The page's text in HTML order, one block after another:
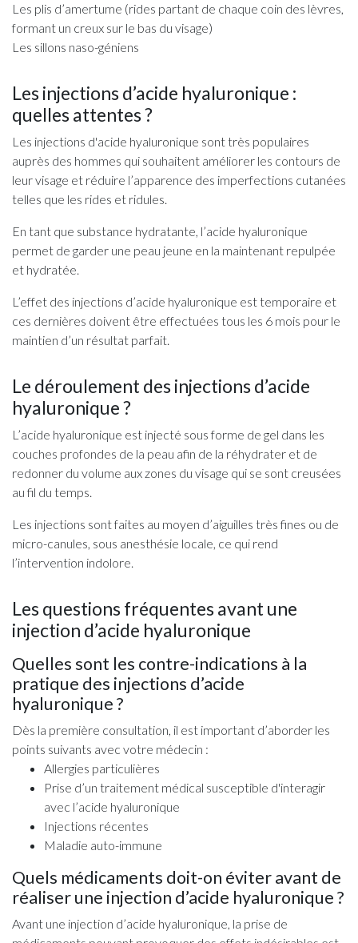
Les plis d’amertume (rides partant de chaque coin des lèvres,
formant un creux sur le bas du visage)
Les sillons naso-géniens
Les injections d’acide hyaluronique :
quelles attentes ?
Les injections d'acide hyaluronique sont très populaires
auprès des hommes qui souhaitent améliorer les contours de
leur visage et réduire l’apparence des imperfections cutanées
telles que les rides et ridules.
En tant que substance hydratante, l’acide hyaluronique
permet de garder une peau jeune en la maintenant repulpée
et hydratée.
L’effet des injections d’acide hyaluronique est temporaire et
ces dernières doivent être effectuées tous les 6 mois pour le
maintien d’un résultat parfait.
Le déroulement des injections d’acide
hyaluronique ?
L’acide hyaluronique est injecté sous forme de gel dans les
couches profondes de la peau afin de la réhydrater et de
redonner du volume aux zones du visage qui se sont creusées
au fil du temps.
Les injections sont faites au moyen d’aiguilles très fines ou de
micro-canules, sous anesthésie locale, ce qui rend
l’intervention indolore.
Les questions fréquentes avant une
injection d’acide hyaluronique
Quelles sont les contre-indications à la
pratique des injections d’acide
hyaluronique ?
Dès la première consultation, il est important d’aborder les
points suivants avec votre médecin :
Allergies particulières
Prise d’un traitement médical susceptible d'interagir
avec l’acide hyaluronique
Injections récentes
Maladie auto-immune
Quels médicaments doit-on éviter avant de
réaliser une injection d’acide hyaluronique ?
Avant une injection d’acide hyaluronique, la prise de